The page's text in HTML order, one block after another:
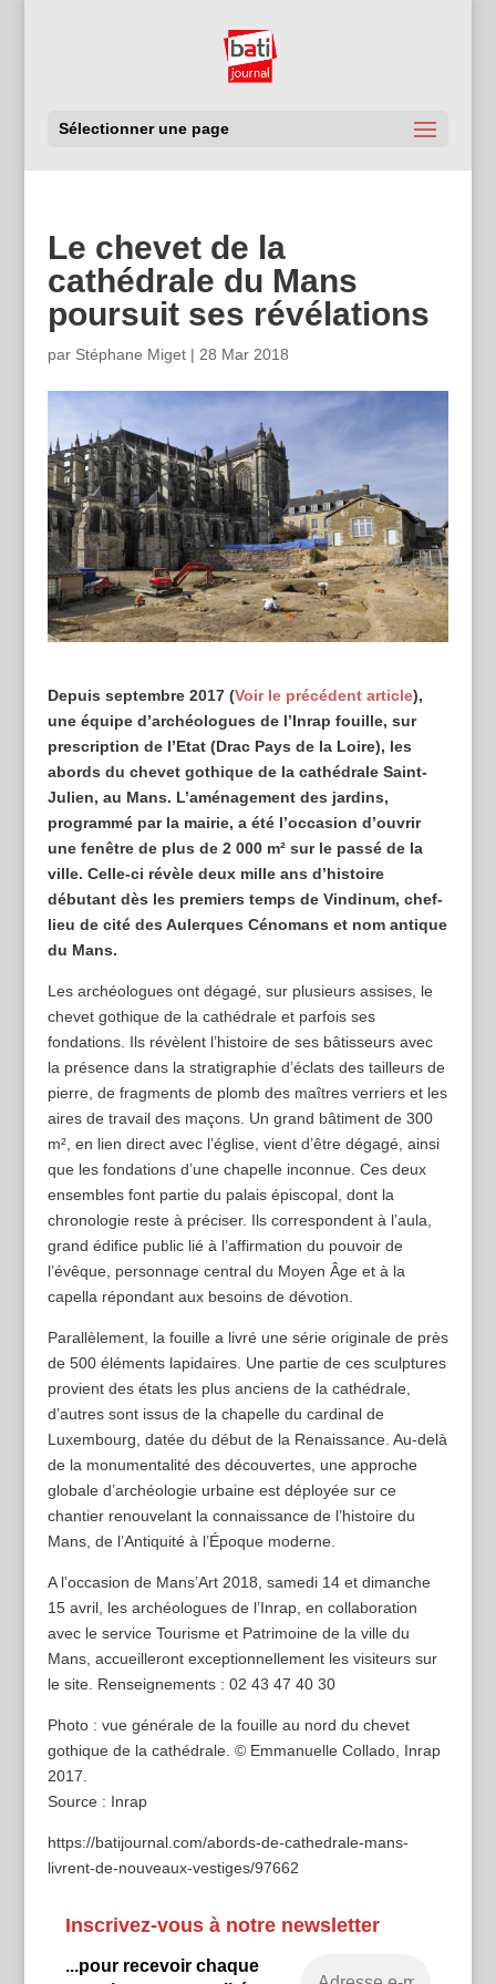
Sélectionner une page
Le chevet de la
cathédrale du Mans
poursuit ses révélations
par Stéphane Miget| 28 Mar 2018
Depuis septembre 2017 (Voir le précédent article),
une équipe d’archéologues de l’Inrap fouille, sur
prescription de l’Etat (Drac Pays de la Loire), les
abords du chevet gothique de la cathédrale Saint-
Julien, au Mans. L’aménagement des jardins,
programmé par la mairie, a été l’occasion d’ouvrir
une fenêtre de plus de 2 000 m² sur le passé de la
ville. Celle-ci révèle deux mille ans d’histoire
débutant dès les premiers temps de Vindinum, chef-
lieu de cité des Aulerques Cénomans et nom antique
du Mans.
Les archéologues ont dégagé, sur plusieurs assises, le
chevet gothique de la cathédrale et parfois ses
fondations. Ils révèlent l’histoire de ses bâtisseurs avec
la présence dans la stratigraphie d’éclats des tailleurs de
pierre, de fragments de plomb des maîtres verriers et les
aires de travail des maçons. Un grand bâtiment de 300
m², en lien direct avec l’église, vient d’être dégagé, ainsi
que les fondations d’une chapelle inconnue. Ces deux
ensembles font partie du palais épiscopal, dont la
chronologie reste à préciser. Ils correspondent à l’aula,
grand édifice public lié à l’affirmation du pouvoir de
l’évêque, personnage central du Moyen Âge et à la
capella répondant aux besoins de dévotion.
Parallèlement, la fouille a livré une série originale de près
de 500 éléments lapidaires. Une partie de ces sculptures
provient des états les plus anciens de la cathédrale,
d’autres sont issus de la chapelle du cardinal de
Luxembourg, datée du début de la Renaissance. Au-delà
de la monumentalité des découvertes, une approche
globale d’archéologie urbaine est déployée sur ce
chantier renouvelant la connaissance de l’histoire du
Mans, de l’Antiquité à l’Époque moderne.
A l’occasion de Mans’Art 2018, samedi 14 et dimanche
15 avril, les archéologues de l’Inrap, en collaboration
avec le service Tourisme et Patrimoine de la ville du
Mans, accueilleront exceptionnellement les visiteurs sur
le site. Renseignements : 02 43 47 40 30
Photo : vue générale de la fouille au nord du chevet
gothique de la cathédrale. © Emmanuelle Collado, Inrap
2017.
Source : Inrap
https://batijournal.com/abords-de-cathedrale-mans-
livrent-de-nouveaux-vestiges/97662
Inscrivez-vous à notre newsletter
...pour recevoir chaque